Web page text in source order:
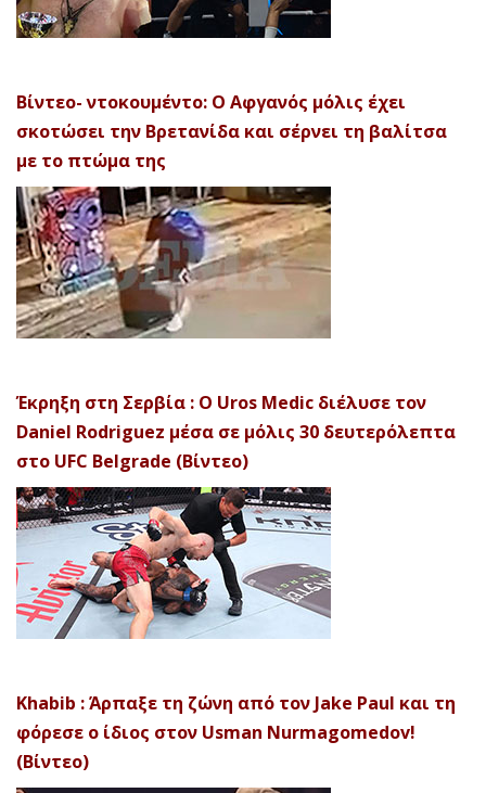
Βίντεο- ντοκουμέντο: Ο Αφγανός μόλις έχει
σκοτώσει την Βρετανίδα και σέρνει τη βαλίτσα
με το πτώμα της
Έκρηξη στη Σερβία : Ο Uros Medic διέλυσε τον
Daniel Rodriguez μέσα σε μόλις 30 δευτερόλεπτα
στο UFC Belgrade (Βίντεο)
Khabib : Άρπαξε τη ζώνη από τον Jake Paul και τη
φόρεσε ο ίδιος στον Usman Nurmagomedov!
(Βίντεο)